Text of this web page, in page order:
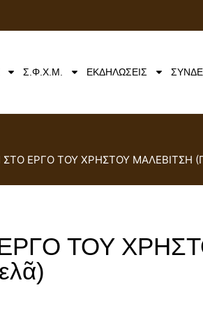
Σ.Φ.Χ.Μ. ΕΚΔΗΛΩΣΕΙΣ
ΕΡΓΟ ΤΟΥ ΧΡΗΣΤΟΥ ΜΑΛΕΒΙΤΣΗ
ΤΟΥ